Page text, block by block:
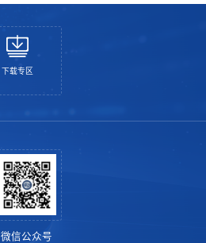
下载专区
微信公众号